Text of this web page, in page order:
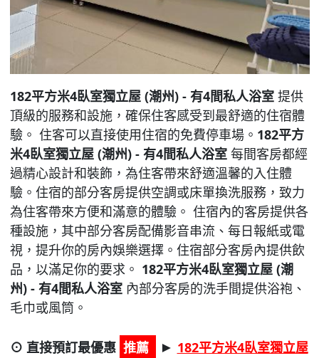
182平方米4臥室獨立屋 (潮州) - 有4間私人浴室提供
頂級的服務和設施，確保住客感受到最舒適的住宿體
驗。 住客可以直接使用住宿的免費停車場。 182平方
米4臥室獨立屋 (潮州) - 有4間私人浴室每間客房都經
過精心設計和裝飾，為住客帶來舒適溫馨的入住體
驗。住宿的部分客房提供空調或床單換洗服務，致力
為住客帶來方便和滿意的體驗。 住宿內的客房提供各
種設施，其中部分客房配備影音串流、每日報紙或電
視，提升你的房內娛樂選擇。住宿部分客房內提供飲
品，以滿足你的要求。 182平方米4臥室獨立屋 (潮
州) - 有4間私人浴室內部分客房的洗手間提供浴袍、
毛巾或風筒。
⊙ 直接預訂最優惠 推薦 ► 182平方米4臥室獨立屋